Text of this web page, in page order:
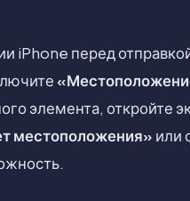
iPhone перед
элемента, откройте
местоположения» или